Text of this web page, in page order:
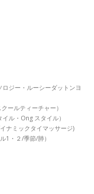
ロジー・ルーシーダットンヨ
ールティーチャー）
ル・Ong スタイル）
ナミックタイマッサージ)
1・２/季節/肺）